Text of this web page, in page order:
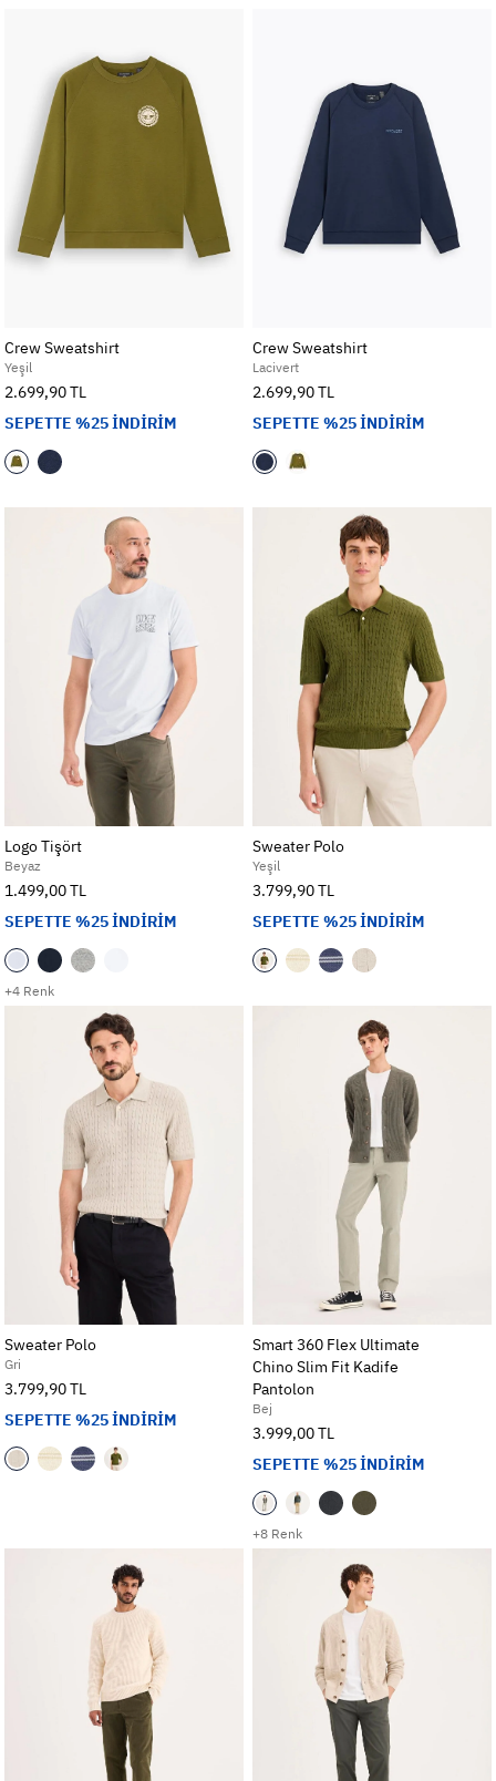
Crew Sweatshirt
Yeşil
2.699,90 TL
SEPETTE %25 İNDİRİM
Crew Sweatshirt
Lacivert
2.699,90 TL
SEPETTE %25 İNDİRİM
+4 Renk
Logo Tişört
Beyaz
1.499,00 TL
SEPETTE %25 İNDİRİM
Sweater Polo
Yeşil
3.799,90 TL
SEPETTE %25 İNDİRİM
Sweater Polo
Gri
3.799,90 TL
SEPETTE %25 İNDİRİM
+8 Renk
Smart 360 Flex Ultimate
Chino Slim Fit Kadife
Pantolon
Bej
3.999,00 TL
SEPETTE %25 İNDİRİM